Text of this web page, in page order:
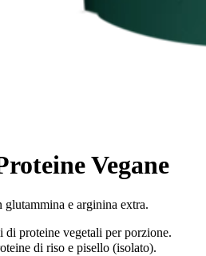
Vegane
glutammina e arginina extra.
di proteine vegetali per porzione.
di riso e pisello (isolato).